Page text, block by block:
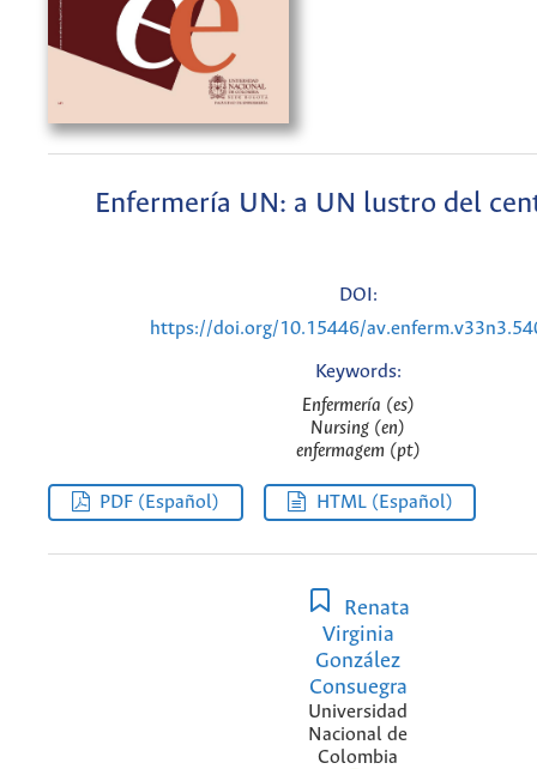
Enfermería UN: a UN lustro del
DOI:
https://doi.org/10.15446/
Keywords:
Enfermería (es)
Nursing (en)
enfermagem (pt)
PDF (Español) HTML (Español)
Renata
Virginia
González
Consuegra
Universidad
Nacional de
Colombia